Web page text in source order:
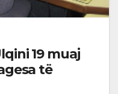
19 muaj
të